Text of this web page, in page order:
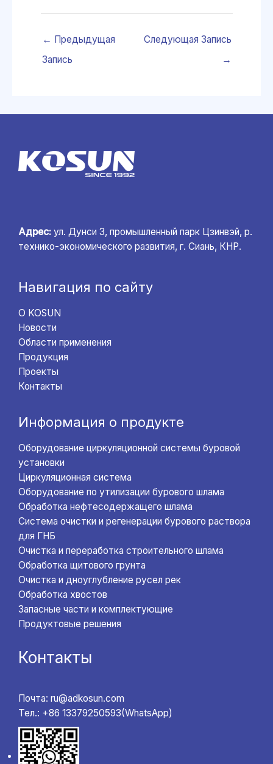
← Предыдущая
Запись
Следующая Запись
→
Адрес: ул. Дунси 3, промышленный парк Цзинвэй, р.
технико-экономического развития, г. Сиань, КНР.
Навигация по сайту
О KOSUN
Новости
Области применения
Продукция
Проекты
Контакты
Информация о продукте
Оборудование циркуляционной системы буровой
установки
Циркуляционная система
Оборудование по утилизации бурового шлама
Обработка нефтесодержащего шлама
Система очистки и регенерации бурового раствора
для ГНБ
Очистка и переработка строительного шлама
Обработка щитового грунта
Очистка и дноуглубление русел рек
Обработка хвостов
Запасные части и комплектующие
Продуктовые решения
Контакты
Почта: ru@adkosun.com
Тел.: +86 13379250593(WhatsApp)